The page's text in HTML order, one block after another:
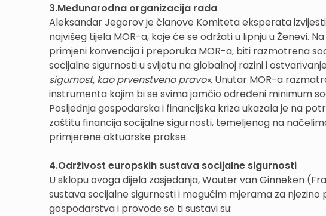
3.Međunarodna organizacija rada
Aleksandar Jegorov je članove Komiteta eksperata
najvišeg tijela MOR-a, koje će se održati u lipnju u Ženevi.
primjeni konvencija i preporuka MOR-a, biti razmotrena
socijalne sigurnosti u svijetu na globalnoj razini i
sigurnost, kao prvenstveno pravo«. Unutar MOR-a
instrumenta kojim bi se svima jamčio određeni minimum
Posljednja gospodarska i financijska kriza ukazala je na
zaštitu financija socijalne sigurnosti, temeljenog na
primjerene aktuarske prakse.
4.Održivost europskih sustava socijalne sigurnosti
U sklopu ovoga dijela zasjedanja, Wouter van Ginneken
sustava socijalne sigurnosti i mogućim mjerama za
gospodarstva i provode se ti sustavi su: